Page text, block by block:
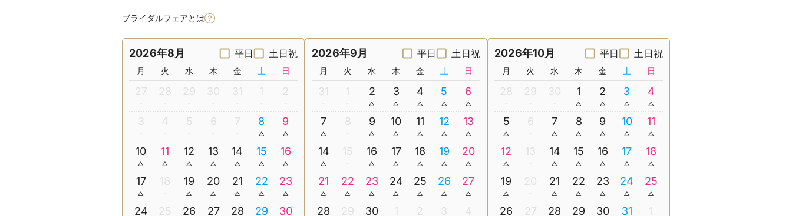
ブライダルフェアとは
2026年8月 平日 土日祝
月 火 水 木 金 土 日
27 28 29 30 31 1 2
3 4 5 6 7 8 9
10 11 12 13 14 15 16
17 18 19 20 21 22 23
24 25 26 27 28 29 30
2026年9月 平日 土日祝
月 火 水 木 金 土 日
31 1 2 3 4 5 6
7 8 9 10 11 12 13
14 15 16 17 18 19 20
21 22 23 24 25 26 27
28 29 30 1 2 3 4
2026年10月 平日 土日祝
月 火 水 木 金 土 日
28 29 30 1 2 3 4
5 6 7 8 9 10 11
12 13 14 15 16 17 18
19 20 21 22 23 24 25
26 27 28 29 30 31 1